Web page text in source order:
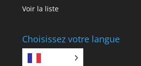
Voir la liste
Choisissez votre langue